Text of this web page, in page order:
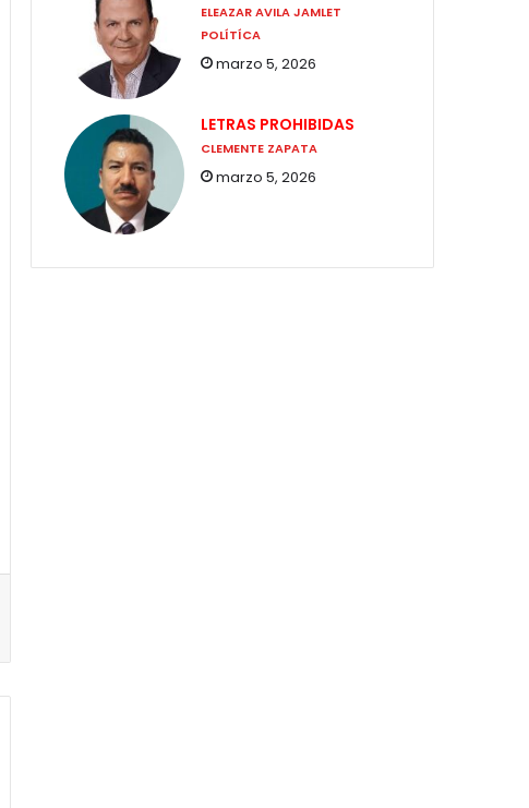
ELEAZAR AVILA JAMLET
POLÍTÍCA
marzo 5, 2026
LETRAS PROHIBIDAS
CLEMENTE ZAPATA
marzo 5, 2026